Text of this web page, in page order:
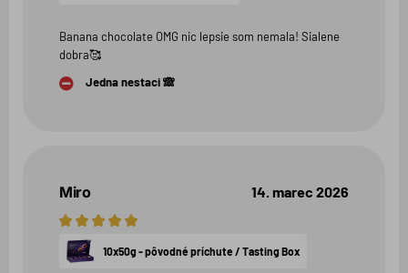
Banana chocolate OMG nic lepsie som nemala! Sialene
dobra🥰
Jedna nestaci 🙈
Miro
5
hviezdičiek
10x50g - pôvodné príchute / Tasting Box
14. marec 2026